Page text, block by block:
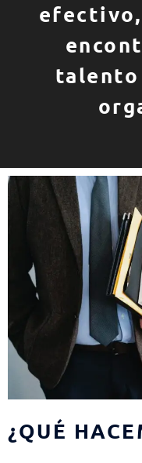
efectivo,
talento
¿QUÉ